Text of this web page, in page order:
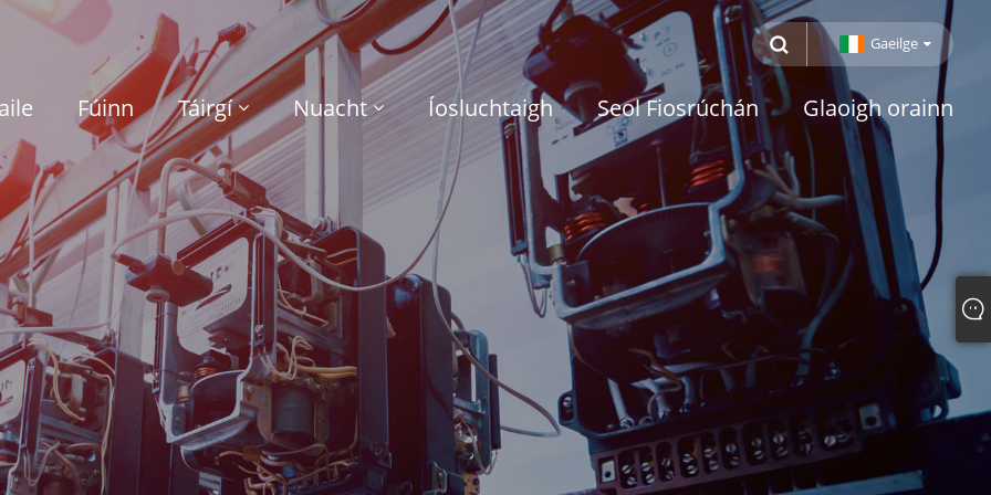
Gaeilge
Fúinn Táirgí Nuacht Íosluchtaigh Seol Fiosrúchán Glaoigh orainn